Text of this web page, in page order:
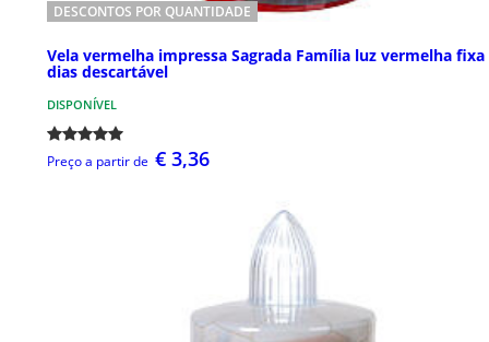
DESCONTOS POR QUANTIDADE
Vela vermelha impressa Sagrada Família luz vermelha fixa
dias descartável
DISPONÍVEL
Preço a partir de € 3,36